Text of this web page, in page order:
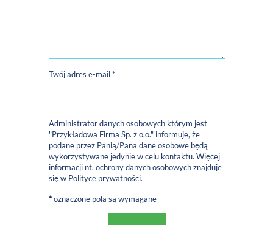
Twój adres e-mail *
Administrator danych osobowych którym jest
"Przykładowa Firma Sp. z o.o." informuje, że
podane przez Panią/Pana dane osobowe będą
wykorzystywane jedynie w celu kontaktu. Więcej
informacji nt. ochrony danych osobowych znajduje
się w Polityce prywatności.
*oznaczone pola są wymagane